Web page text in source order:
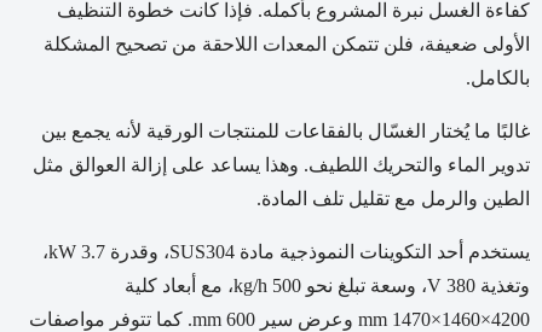
كفاءة الغسل نبرة المشروع بأكمله. فإذا كانت خطوة التنظيف
الأولى ضعيفة، فلن تتمكن المعدات اللاحقة من تصحيح المشكلة
بالكامل.
غالبًا ما يُختار الغسّال بالفقاعات للمنتجات الورقية لأنه يجمع بين
تدوير الماء والتحريك اللطيف. وهذا يساعد على إزالة العوالق مثل
الطين والرمل مع تقليل تلف المادة.
يستخدم أحد التكوينات النموذجية مادة SUS304، وقدرة 3.7 kW،
وتغذية 380 V، وسعة تبلغ نحو 500 kg/h، مع أبعاد كلية
4200×1460×1470 mm وعرض سير 600 mm. كما تتوفر مواصفات